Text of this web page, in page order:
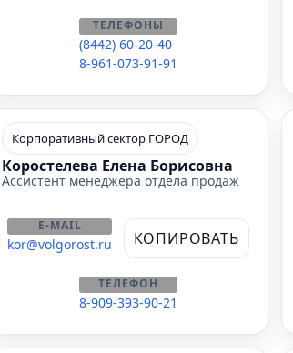
ТЕЛЕФОНЫ
(8442) 60-20-40
8-961-073-91-91
Корпоративный сектор ГОРОД
Коростелева Елена Борисовна
Ассистент менеджера отдела продаж
E-MAIL
kor@volgorost.ru КОПИРОВАТЬ
ТЕЛЕФОН
8-909-393-90-21